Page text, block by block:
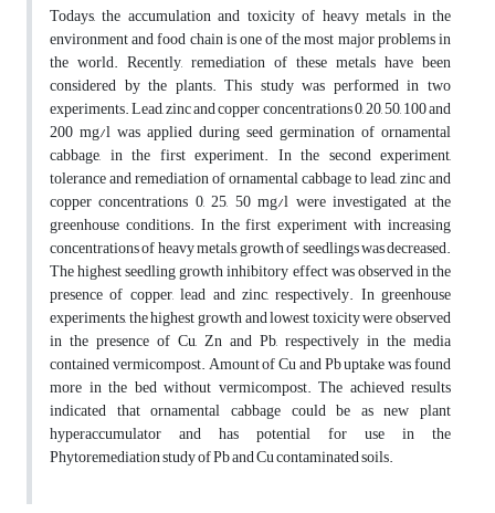
Todays, the accumulation and toxicity of heavy metals in the
environment and food chain is one of the most major problems in
the world. Recently, remediation of these metals have been
considered by the plants. This study was performed in two
experiments. Lead, zinc and copper concentrations 0, 20, 50, 100 and
200 mg/l was applied during seed germination of ornamental
cabbage, in the first experiment. In the second experiment,
tolerance and remediation of ornamental cabbage to lead, zinc and
copper concentrations 0, 25, 50 mg/l were investigated at the
greenhouse conditions. In the first experiment with increasing
concentrations of heavy metals, growth of seedlings was decreased.
The highest seedling growth inhibitory effect was observed in the
presence of copper, lead and zinc, respectively. In greenhouse
experiments, the highest growth and lowest toxicity were observed
in the presence of Cu, Zn and Pb, respectively in the media
contained vermicompost. Amount of Cu and Pb uptake was found
more in the bed without vermicompost. The achieved results
indicated that ornamental cabbage could be as new plant
hyperaccumulator and has potential for use in the
Phytoremediation study of Pb and Cu contaminated soils.